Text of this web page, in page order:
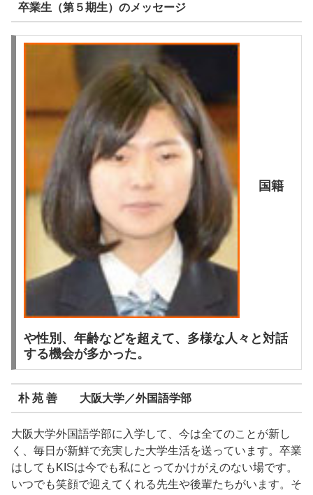
卒業生（第５期生）のメッセージ
国籍
や性別、年齢などを超えて、多様な人々と対話
する機会が多かった。
朴 苑 善 大阪大学／外国語学部
大阪大学外国語学部に入学して、今は全てのことが新し
く、毎日が新鮮で充実した大学生活を送っています。卒業
はしてもKISは今でも私にとってかけがえのない場です。
いつでも笑顔で迎えてくれる先生や後輩たちがいます。そ